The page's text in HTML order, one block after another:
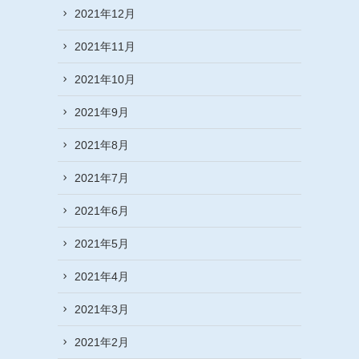
2021年12月
2021年11月
2021年10月
2021年9月
2021年8月
2021年7月
2021年6月
2021年5月
2021年4月
2021年3月
2021年2月